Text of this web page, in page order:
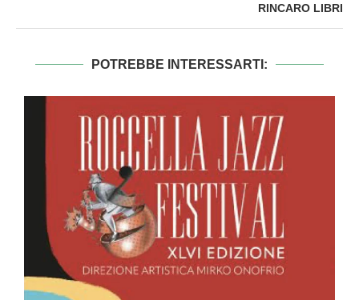
RINCARO LIBRI
POTREBBE INTERESSARTI: